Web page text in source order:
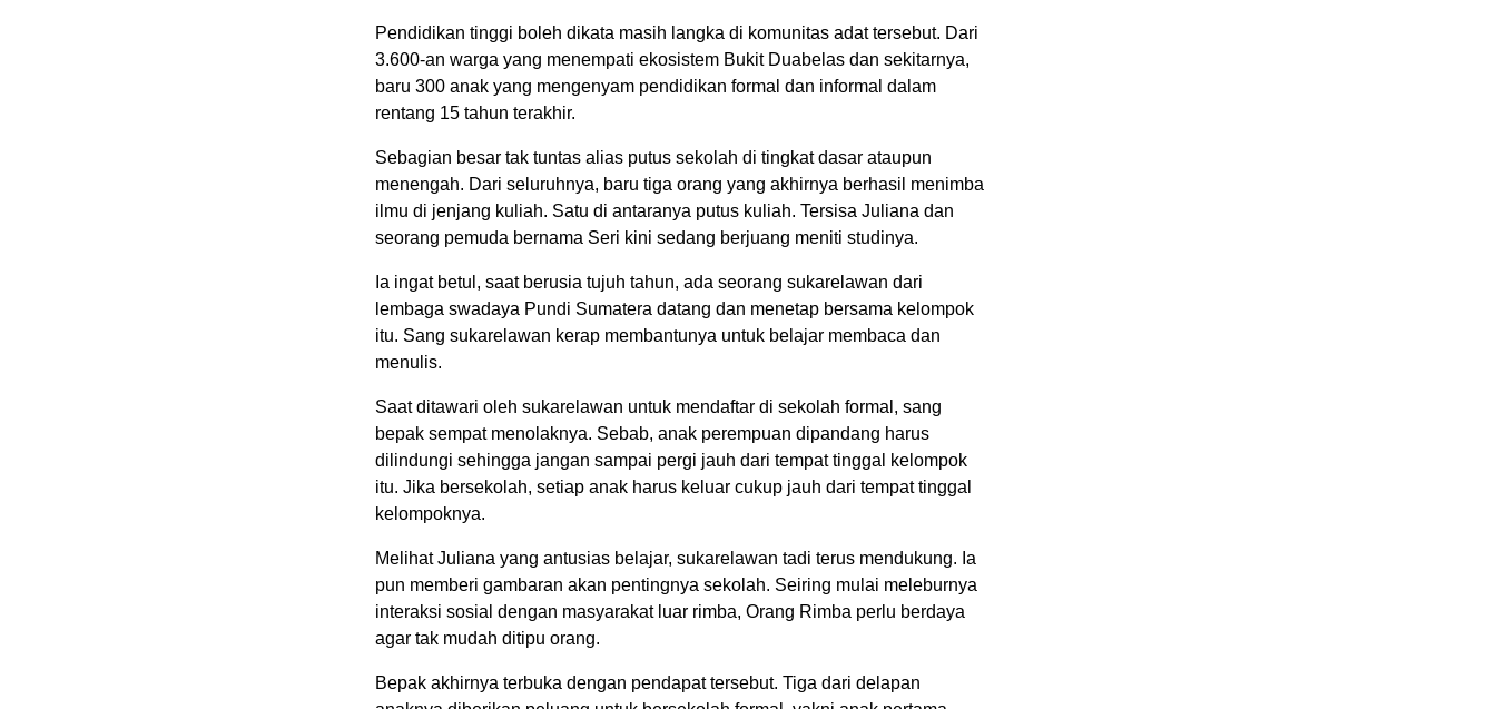
Pendidikan tinggi boleh dikata masih langka di komunitas adat tersebut. Dari
3.600-an warga yang menempati ekosistem Bukit Duabelas dan sekitarnya,
baru 300 anak yang mengenyam pendidikan formal dan informal dalam
rentang 15 tahun terakhir.
Sebagian besar tak tuntas alias putus sekolah di tingkat dasar ataupun
menengah. Dari seluruhnya, baru tiga orang yang akhirnya berhasil menimba
ilmu di jenjang kuliah. Satu di antaranya putus kuliah. Tersisa Juliana dan
seorang pemuda bernama Seri kini sedang berjuang meniti studinya.
Ia ingat betul, saat berusia tujuh tahun, ada seorang sukarelawan dari
lembaga swadaya Pundi Sumatera datang dan menetap bersama kelompok
itu. Sang sukarelawan kerap membantunya untuk belajar membaca dan
menulis.
Saat ditawari oleh sukarelawan untuk mendaftar di sekolah formal, sang
bepak sempat menolaknya. Sebab, anak perempuan dipandang harus
dilindungi sehingga jangan sampai pergi jauh dari tempat tinggal kelompok
itu. Jika bersekolah, setiap anak harus keluar cukup jauh dari tempat tinggal
kelompoknya.
Melihat Juliana yang antusias belajar, sukarelawan tadi terus mendukung. Ia
pun memberi gambaran akan pentingnya sekolah. Seiring mulai meleburnya
interaksi sosial dengan masyarakat luar rimba, Orang Rimba perlu berdaya
agar tak mudah ditipu orang.
Bepak akhirnya terbuka dengan pendapat tersebut. Tiga dari delapan